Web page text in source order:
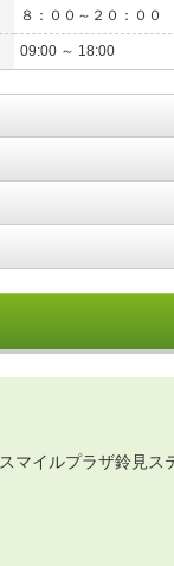
８：００～２０：００
09:00 ～ 18:00
スマイルプラザ鈴見ス